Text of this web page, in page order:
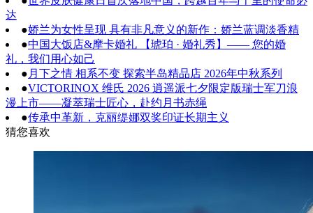
达
●娇兰为女性呈现 具有非凡意义的新作：娇兰蓝调淡香精
●中国大饭店&摩卡婚礼 【琥珀 · 婚礼秀】—— 您的婚
礼，我们用心如己
● 月下之情 相系不变 探索半岛精品店 2026年中秋系列
●VICTORINOX 维氏 2026 逍遥派七夕限定版瑞士军刀浪
漫上市——凝萃瑞士匠心，赴约月书赤绳
●传承中革新，克丽缇娜双奖印证长期主义
猜您喜欢